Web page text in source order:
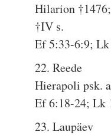
Hilarion
†IV s.
Ef 5:33-6:9;
22. Reede
Hierapoli psk.
Ef 6:18-24; Lk
23. Laupäev